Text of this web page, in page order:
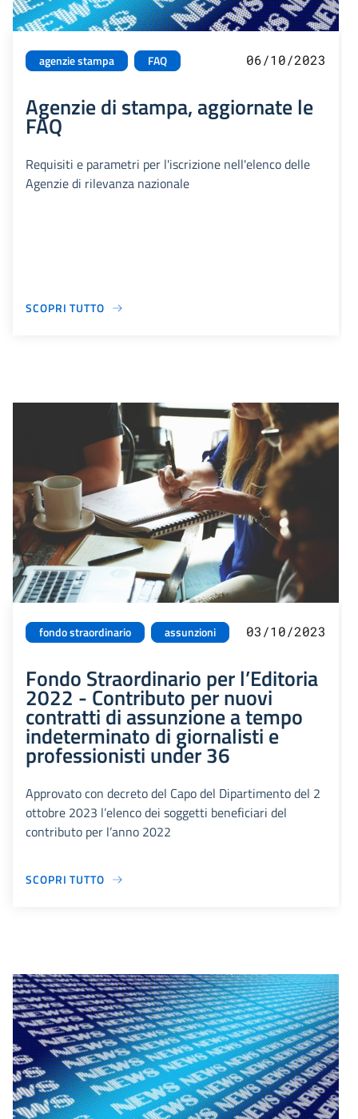
agenzie stampa FAQ 06/10/2023
Agenzie di stampa, aggiornate le
FAQ
Requisiti e parametri per l'iscrizione nell'elenco delle
Agenzie di rilevanza nazionale
SCOPRI TUTTO
fondo straordinario assunzioni 03/10/2023
Fondo Straordinario per l’Editoria
2022 - Contributo per nuovi
contratti di assunzione a tempo
indeterminato di giornalisti e
professionisti under 36
Approvato con decreto del Capo del Dipartimento del 2
ottobre 2023 l’elenco dei soggetti beneficiari del
contributo per l’anno 2022
SCOPRI TUTTO